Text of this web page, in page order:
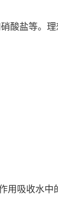
酸盐等。
吸收水